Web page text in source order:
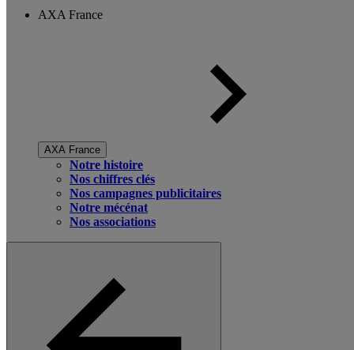
AXA France
AXA France
Notre histoire
Nos chiffres clés
Nos campagnes publicitaires
Notre mécénat
Nos associations